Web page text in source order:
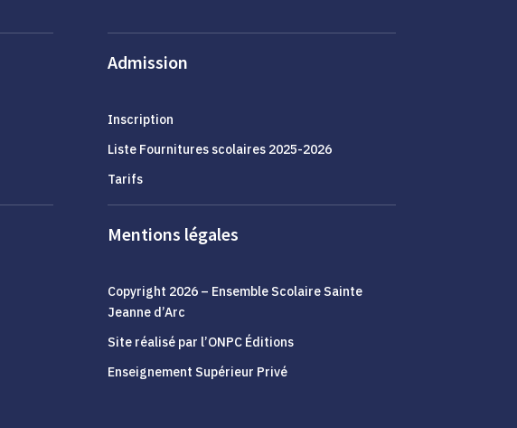
Admission
Inscription
Liste Fournitures scolaires 2025-2026
Tarifs
Mentions légales
Copyright 2026 – Ensemble Scolaire Sainte
Jeanne d’Arc
Site réalisé par l’ONPC Éditions
Enseignement Supérieur Privé